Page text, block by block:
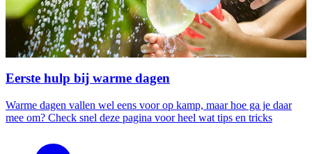
Eerste hulp bij warme dagen
Warme dagen vallen wel eens voor op kamp, maar hoe ga je daar
mee om? Check snel deze pagina voor heel wat tips en tricks